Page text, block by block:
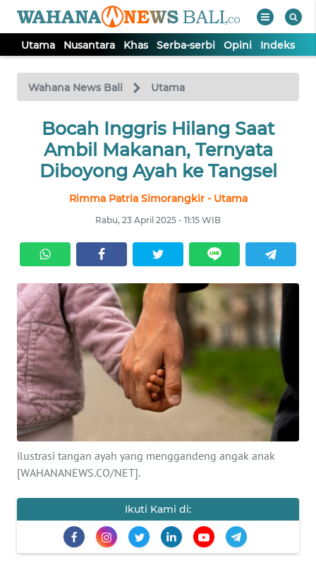
Utama Nusantara Khas Serba-serbi Opini Indeks
Wahana News Bali Utama
Bocah Inggris Hilang Saat
Ambil Makanan, Ternyata
Diboyong Ayah ke Tangsel
Rimma Patria Simorangkir - Utama
Rabu, 23 April 2025 - 11:15 WIB
ilustrasi tangan ayah yang menggandeng angak anak
[WAHANANEWS.CO/NET].
Ikuti Kami di:
TV
Tutup
UTAMA
NUSANTARA
SERBA-
SERBI
OPINI
Informasi
INDEKS
BERITA
KONTAK
KAMI
INFO